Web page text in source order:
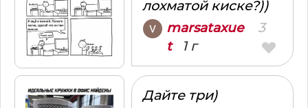
лохматой киске?))
marsataxue
t1 г
3
Дайте три)